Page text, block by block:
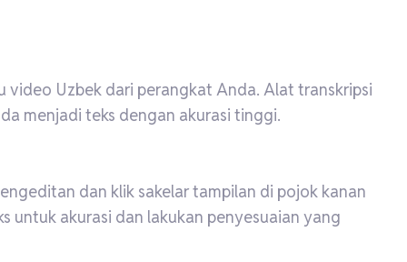
Uzbek dari perangkat Anda. Alat transkripsi
menjadi teks dengan akurasi tinggi.
dan klik sakelar tampilan di pojok kanan
untuk akurasi dan lakukan penyesuaian yang